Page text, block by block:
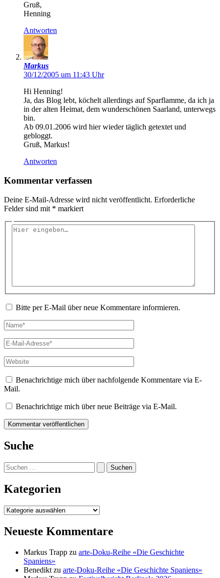
Gruß,
Henning
Antworten
Markus
30/12/2005 um 11:43 Uhr
Hi Henning!
Ja, das Blog lebt, köchelt allerdings auf Sparflamme, da ich ja
in der alten Heimat, dem wunderschönen Saarland, unterwegs
bin.
Ab 09.01.2006 wird hier wieder täglich getextet und
gebloggt.
Gruß, Markus!
Antworten
Kommentar verfassen
Deine E-Mail-Adresse wird nicht veröffentlicht. Erforderliche
Felder sind mit * markiert
Hier
Bitte per E-Mail über neue Kommentare informieren.
Name*
E-
Mail-
Adresse*
Website
Benachrichtige mich über nachfolgende Kommentare via E-
Mail.
Benachrichtige mich über neue Beiträge via E-Mail.
Suche
Suchen
nach:
Kategorien
Kategorien
Neueste Kommentare
Markus Trapp zu arte-Doku-Reihe «Die Geschichte
Spaniens»
Benedikt zu arte-Doku-Reihe «Die Geschichte Spaniens»